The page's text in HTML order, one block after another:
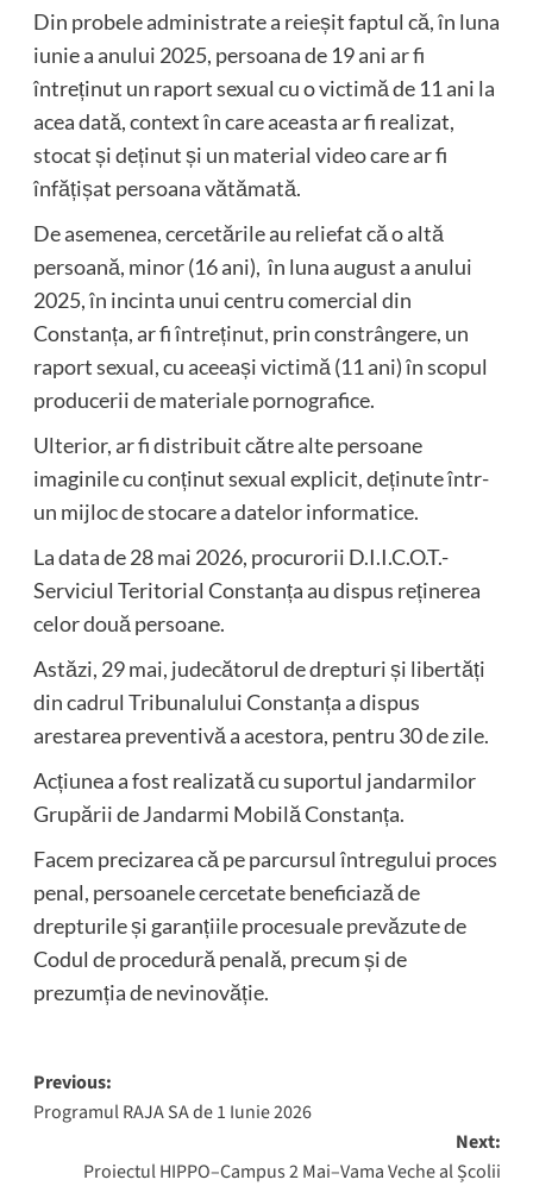
Din probele administrate a reieșit faptul că, în luna
iunie a anului 2025, persoana de 19 ani ar fi
întreținut un raport sexual cu o victimă de 11 ani la
acea dată, context în care aceasta ar fi realizat,
stocat și deținut și un material video care ar fi
înfățișat persoana vătămată.
De asemenea, cercetările au reliefat că o altă
persoană, minor (16 ani), în luna august a anului
2025, în incinta unui centru comercial din
Constanța, ar fi întreținut, prin constrângere, un
raport sexual, cu aceeași victimă (11 ani) în scopul
producerii de materiale pornografice.
Ulterior, ar fi distribuit către alte persoane
imaginile cu conținut sexual explicit, deținute într-
un mijloc de stocare a datelor informatice.
La data de 28 mai 2026, procurorii D.I.I.C.O.T.-
Serviciul Teritorial Constanța au dispus reținerea
celor două persoane.
Astăzi, 29 mai, judecătorul de drepturi și libertăți
din cadrul Tribunalului Constanța a dispus
arestarea preventivă a acestora, pentru 30 de zile.
Acțiunea a fost realizată cu suportul jandarmilor
Grupării de Jandarmi Mobilă Constanța.
Facem precizarea că pe parcursul întregului proces
penal, persoanele cercetate beneficiază de
drepturile și garanțiile procesuale prevăzute de
Codul de procedură penală, precum și de
prezumția de nevinovăție.
Post
navigation
Previous:
Programul RAJA SA de 1 Iunie 2026
Next:
Proiectul HIPPO–Campus 2 Mai–Vama Veche al Școlii